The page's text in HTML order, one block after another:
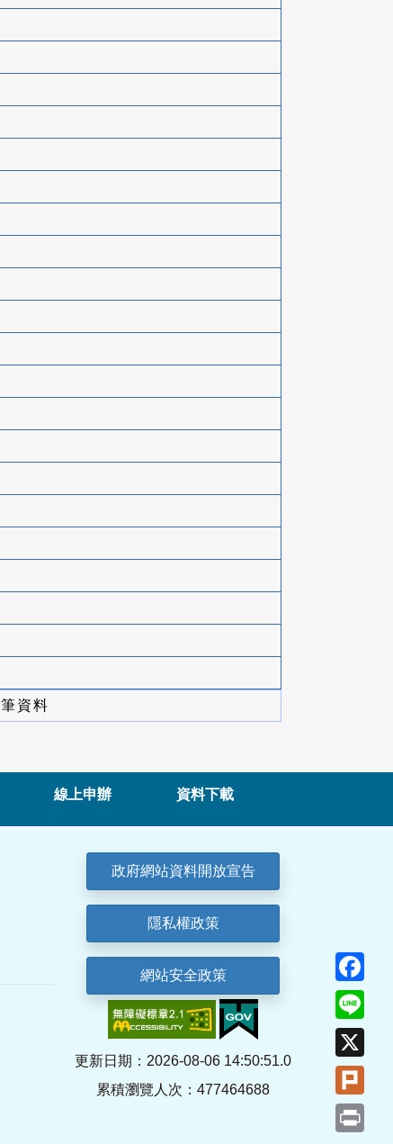
筆資料
線上申辦 資料下載
政府網站資料開放宣告
隱私權政策
網站安全政策
更新日期：2026-08-06 14:50:51.0
累積瀏覽人次：477464688